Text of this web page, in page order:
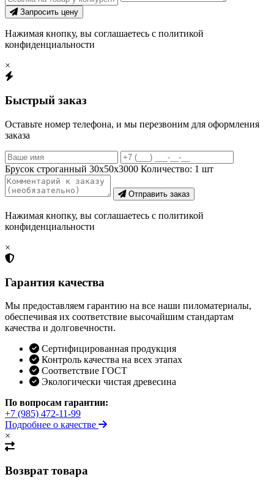
Запросить цену
Нажимая кнопку, вы соглашаетесь с политикой
конфиденциальности
×
Быстрый заказ
Оставьте номер телефона, и мы перезвоним для оформления
заказа
Брусок строганный 30х50х3000 Количество: 1 шт
Отправить заказ
Нажимая кнопку, вы соглашаетесь с политикой
конфиденциальности
×
Гарантия качества
Мы предоставляем гарантию на все наши пиломатериалы,
обеспечивая их соответствие высочайшим стандартам
качества и долговечности.
Сертифицированная продукция
Контроль качества на всех этапах
Соответствие ГОСТ
Экологически чистая древесина
По вопросам гарантии:
+7 (985) 472-11-99
Подробнее о качестве
×
Возврат товара